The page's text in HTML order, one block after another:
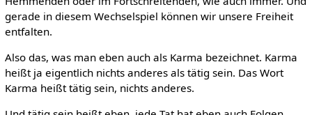
gerade in diesem Wechselspiel können wir unsere Freiheit
entfalten.
Also das, was man eben auch als Karma bezeichnet. Karma
heißt ja eigentlich nichts anderes als tätig sein. Das Wort
Karma heißt tätig sein, nichts anderes.